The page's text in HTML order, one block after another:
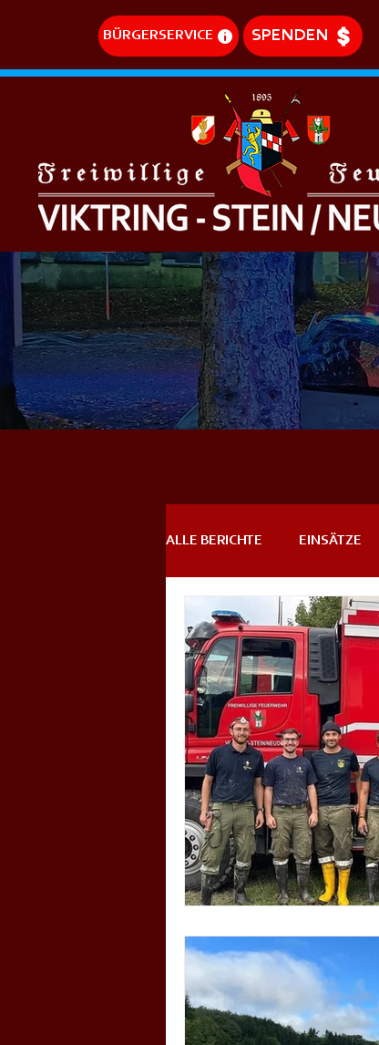
BÜRGERSERVICE SPENDEN
ALLE BERICHTE EINSÄTZE
DREHLEITEREINSÄTZE